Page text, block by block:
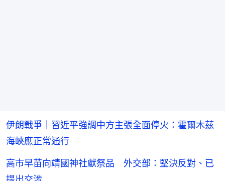
伊朗戰爭｜習近平強調中方主張全面停火：霍爾木茲
海峽應正常通行
高市早苗向靖國神社獻祭品 外交部：堅決反對、已